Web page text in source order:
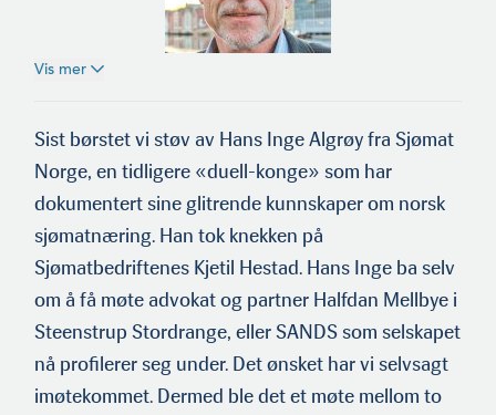
Halfdan mellbye
Vis mer
Sist børstet vi støv av Hans Inge Algrøy fra Sjømat
Norge, en tidligere «duell-konge» som har
dokumentert sine glitrende kunnskaper om norsk
sjømatnæring. Han tok knekken på
Sjømatbedriftenes Kjetil Hestad. Hans Inge ba selv
om å få møte advokat og partner Halfdan Mellbye i
Steenstrup Stordrange, eller SANDS som selskapet
nå profilerer seg under. Det ønsket har vi selvsagt
imøtekommet. Dermed ble det et møte mellom to